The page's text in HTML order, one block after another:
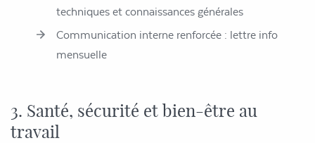
techniques et connaissances générales
Communication interne renforcée : lettre info
mensuelle
3. Santé, sécurité et bien-être au
travail